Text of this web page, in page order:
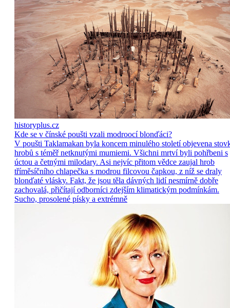
historyplus.cz
Kde se v čínské poušti vzali modroocí blonďáci?
V poušti Taklamakan byla koncem minulého století objevena
hrobů s téměř netknutými mumiemi. Všichni mrtví byli pohřbeni s
úctou a četnými milodary. Asi nejvíc přitom vědce zaujal hrob
tříměsíčního chlapečka s modrou filcovou čapkou, z níž se draly
blonďaté vlásky. Fakt, že jsou těla dávných lidí nesmírně dobře
zachovalá, přičítají odborníci zdejším klimatickým podmínkám.
Sucho, prosolené písky a extrémně